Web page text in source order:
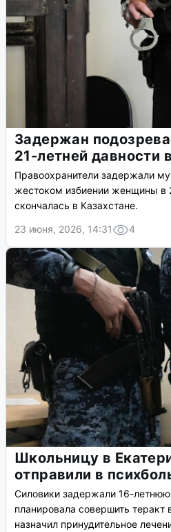
Задержан
21-летней давности
Правоохранители задержали
жестоком избиении женщины в
скончалась в Казахстане.
23 июня, 2026, 14:31
4
Школьницу в
отправили в
Силовики задержали 16-
планировала совершить теракт
назначил принудительное